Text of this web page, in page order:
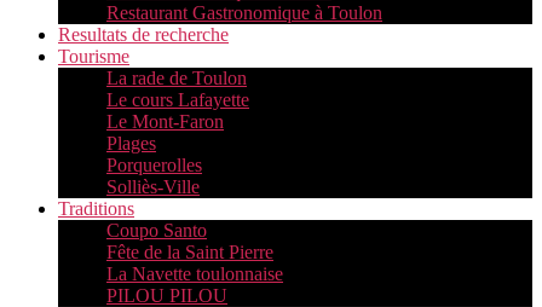
Restaurant Gastronomique à Toulon
Resultats de recherche
Tourisme
La rade de Toulon
Le cours Lafayette
Le Mont-Faron
Plages
Porquerolles
Solliès-Ville
Traditions
Coupo Santo
Fête de la Saint Pierre
La Navette toulonnaise
PILOU PILOU